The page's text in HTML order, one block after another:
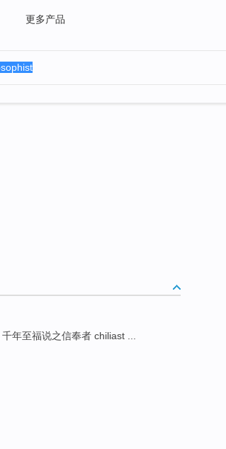
更多产品
千年至福说之信奉者 chiliast ...